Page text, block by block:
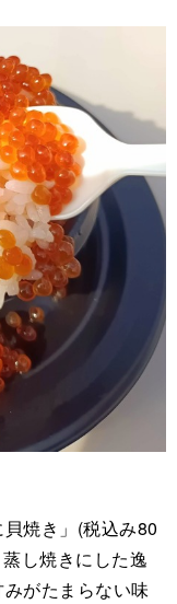
焼き」(税込み80
し焼きにした逸
がたまらない味